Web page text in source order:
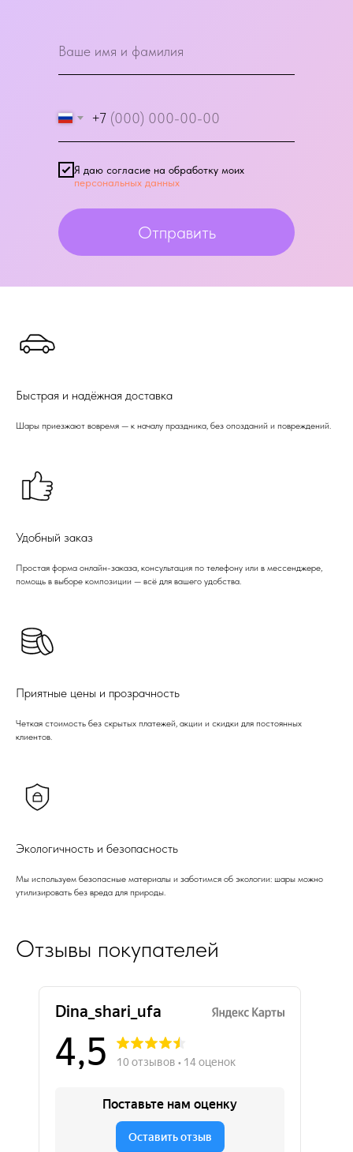
+7
Я даю согласие на обработку моих
персональных данных
Отправить
Быстрая и надёжная доставка
Шары приезжают вовремя — к началу праздника, без опозданий и повреждений.
Удобный заказ
Простая форма онлайн-заказа, консультация по телефону или в мессенджере,
помощь в выборе композиции — всё для вашего удобства.
Приятные цены и прозрачность
Четкая стоимость без скрытых платежей, акции и скидки для постоянных
клиентов.
Экологичность и безопасность
Мы используем безопасные материалы и заботимся об экологии: шары можно
утилизировать без вреда для природы.
Отзывы покупателей